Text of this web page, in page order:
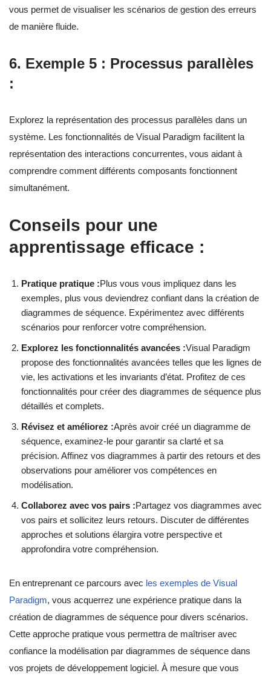
vous permet de visualiser les scénarios de gestion des erreurs
de manière fluide.
6. Exemple 5 : Processus parallèles
:
Explorez la représentation des processus parallèles dans un
système. Les fonctionnalités de Visual Paradigm facilitent la
représentation des interactions concurrentes, vous aidant à
comprendre comment différents composants fonctionnent
simultanément.
Conseils pour une
apprentissage efficace :
Pratique pratique :Plus vous vous impliquez dans les
exemples, plus vous deviendrez confiant dans la création de
diagrammes de séquence. Expérimentez avec différents
scénarios pour renforcer votre compréhension.
Explorez les fonctionnalités avancées :Visual Paradigm
propose des fonctionnalités avancées telles que les lignes de
vie, les activations et les invariants d’état. Profitez de ces
fonctionnalités pour créer des diagrammes de séquence plus
détaillés et complets.
Révisez et améliorez :Après avoir créé un diagramme de
séquence, examinez-le pour garantir sa clarté et sa
précision. Affinez vos diagrammes à partir des retours et des
observations pour améliorer vos compétences en
modélisation.
Collaborez avec vos pairs :Partagez vos diagrammes avec
vos pairs et sollicitez leurs retours. Discuter de différentes
approches et solutions élargira votre perspective et
approfondira votre compréhension.
En entreprenant ce parcours avec les exemples de Visual
Paradigm, vous acquerrez une expérience pratique dans la
création de diagrammes de séquence pour divers scénarios.
Cette approche pratique vous permettra de maîtriser avec
confiance la modélisation par diagrammes de séquence dans
vos projets de développement logiciel. À mesure que vous